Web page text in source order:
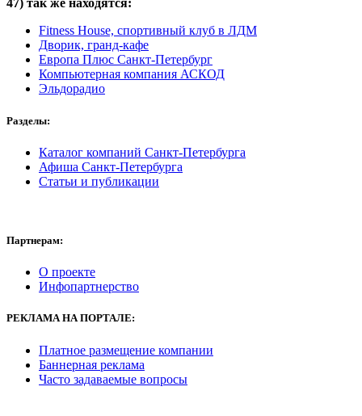
47) так же находятся:
Fitness House, спортивный клуб в ЛДМ
Дворик, гранд-кафе
Европа Плюс Санкт-Петербург
Компьютерная компания АСКОД
Эльдорадио
Разделы:
Каталог компаний Санкт-Петербурга
Афиша Санкт-Петербурга
Статьи и публикации
Партнерам:
О проекте
Инфопартнерство
РЕКЛАМАНА ПОРТАЛЕ:
Платное размещение компании
Баннерная реклама
Часто задаваемые вопросы